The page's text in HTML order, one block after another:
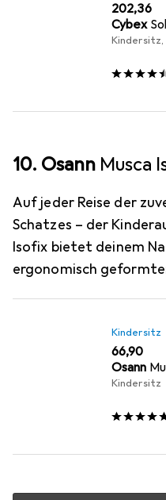
EUR
202,36
Cybex
Kindersitz,
10. Osann Musca
Auf jeder Reise der
Schatzes – der
Isofix bietet deinem
ergonomisch
Kindersitz
EUR
66,90
Osann
Kindersitz